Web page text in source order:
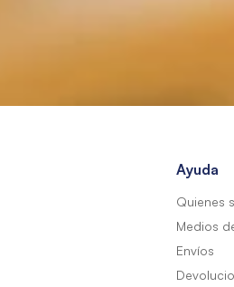
Ayuda
Quienes
Medios
Envíos